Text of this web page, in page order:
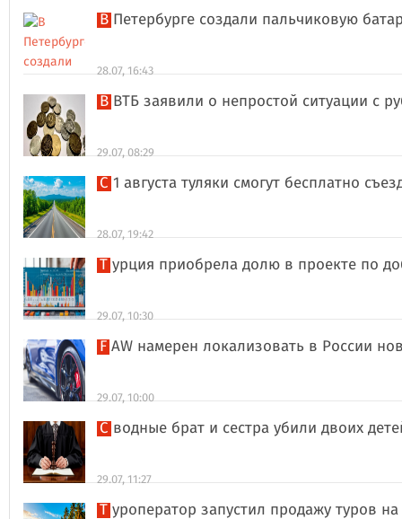
В Петербурге создали пальчиковую
28.07, 16:43
В ВТБ заявили о непростой ситуации с
29.07, 08:29
С 1 августа туляки смогут бесплатно
28.07, 19:42
Турция приобрела долю в проекте по
29.07, 10:30
FAW намерен локализовать в России
29.07, 10:00
Сводные брат и сестра убили двоих
29.07, 11:27
Туроператор запустил продажу туров